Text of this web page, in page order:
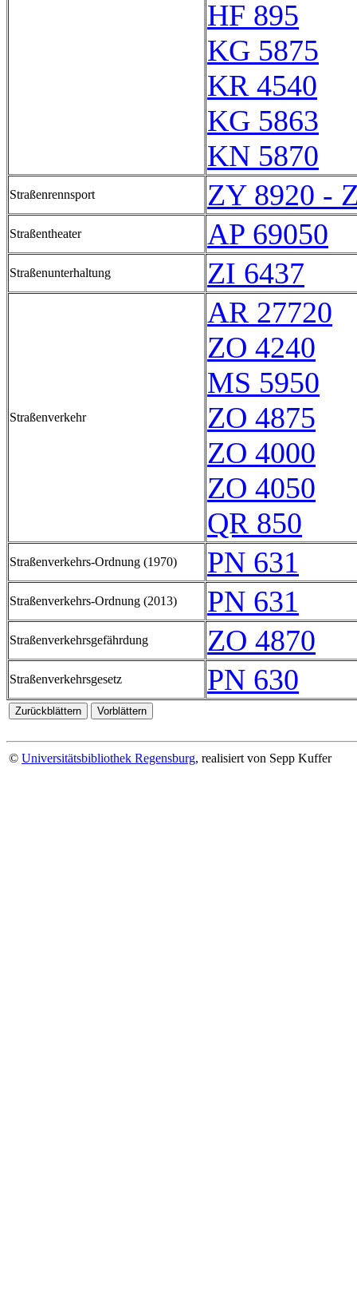
HF 895
KG 5875
KR 4540
KG 5863
KN 5870
Straßenrennsport ZY 8920 -
Straßentheater AP 69050
Straßenunterhaltung ZI 6437
Straßenverkehr
AR 27720
ZO 4240
MS 5950
ZO 4875
ZO 4000
ZO 4050
QR 850
Straßenverkehrs-Ordnung (1970) PN 631
Straßenverkehrs-Ordnung (2013) PN 631
Straßenverkehrsgefährdung ZO 4870
Straßenverkehrsgesetz PN 630
© Universitätsbibliothek Regensburg, realisiert von Sepp Kuffer